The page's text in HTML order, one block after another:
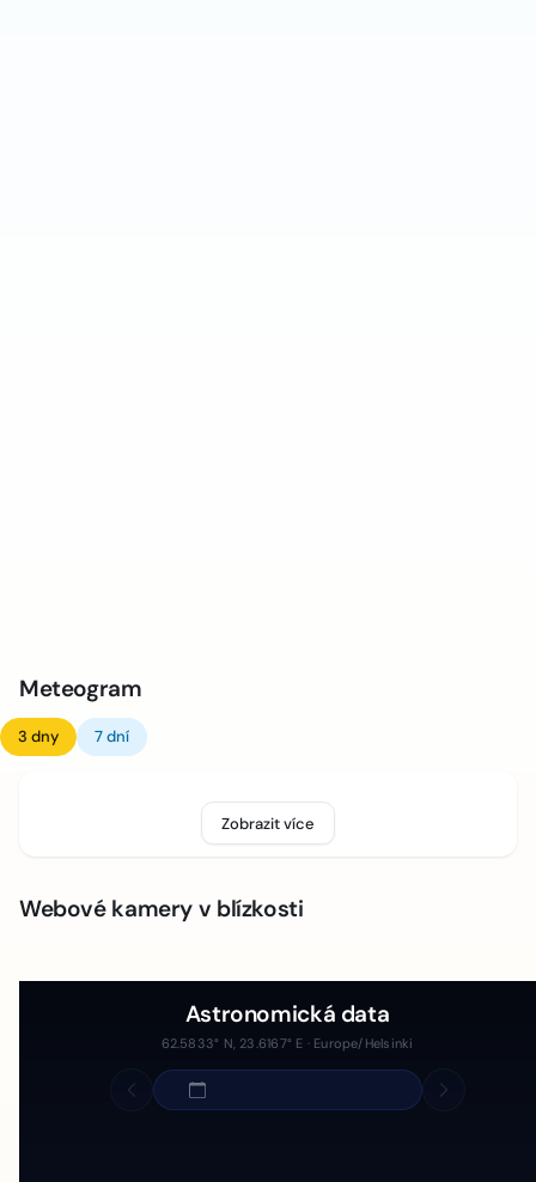
Meteogram
3 dny 7 dní
Zobrazit více
Webové kamery v blízkosti
Astronomická data
62.5833° N, 23.6167° E · Europe/Helsinki